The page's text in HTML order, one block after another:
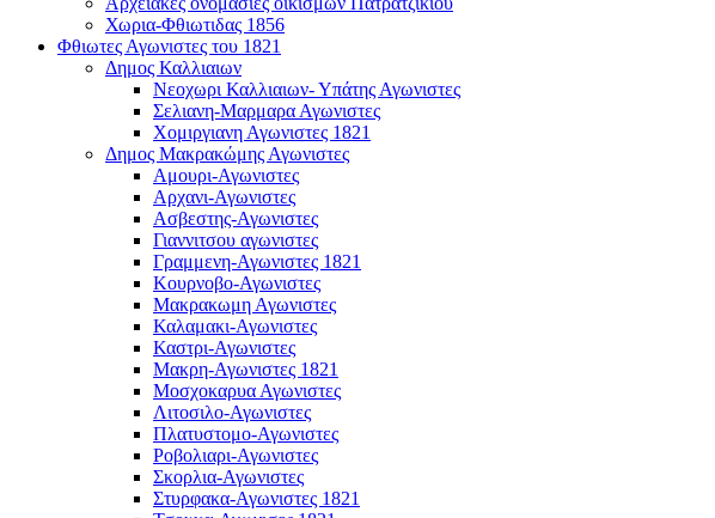
Χωρια-Φθιωτιδας 1856
Φθιωτες Αγωνιστες του 1821
Δημος Καλλιαιων
Νεοχωρι Καλλιαιων- Υπάτης Αγωνιστες
Σελιανη-Μαρμαρα Αγωνιστες
Χομιργιανη Αγωνιστες 1821
Δημος Μακρακώμης Αγωνιστες
Αμουρι-Αγωνιστες
Αρχανι-Αγωνιστες
Ασβεστης-Αγωνιστες
Γιαννιτσου αγωνιστες
Γραμμενη-Αγωνιστες 1821
Κουρνοβο-Αγωνιστες
Μακρακωμη Αγωνιστες
Καλαμακι-Αγωνιστες
Καστρι-Αγωνιστες
Μακρη-Αγωνιστες 1821
Μοσχοκαρυα Αγωνιστες
Λιτοσιλο-Αγωνιστες
Πλατυστομο-Αγωνιστες
Ροβολιαρι-Αγωνιστες
Σκορλια-Αγωνιστες
Στυρφακα-Αγωνιστες 1821